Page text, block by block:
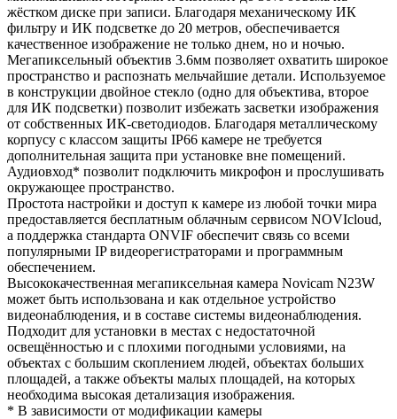
жёстком диске при записи. Благодаря механическому ИК
фильтру и ИК подсветке до 20 метров, обеспечивается
качественное изображение не только днем, но и ночью.
Мегапиксельный объектив 3.6мм позволяет охватить широкое
пространство и распознать мельчайшие детали. Используемое
в конструкции двойное стекло (одно для объектива, второе
для ИК подсветки) позволит избежать засветки изображения
от собственных ИК-светодиодов. Благодаря металлическому
корпусу с классом защиты IP66 камере не требуется
дополнительная защита при установке вне помещений.
Аудиовход* позволит подключить микрофон и прослушивать
окружающее пространство.
Простота настройки и доступ к камере из любой точки мира
предоставляется бесплатным облачным сервисом NOVIcloud,
а поддержка стандарта ONVIF обеспечит связь со всеми
популярными IP видеорегистраторами и программным
обеспечением.
Высококачественная мегапиксельная камера Novicam N23W
может быть использована и как отдельное устройство
видеонаблюдения, и в составе системы видеонаблюдения.
Подходит для установки в местах с недостаточной
освещённостью и с плохими погодными условиями, на
объектах с большим скоплением людей, объектах больших
площадей, а также объекты малых площадей, на которых
необходима высокая детализация изображения.
* В зависимости от модификации камеры